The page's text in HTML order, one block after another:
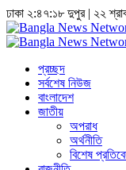
ঢাকা ২:৪৭:১৮ দুপুর| ২২
প্রচ্ছদ
সর্বশেষ নিউজ
বাংলাদেশ
জাতীয়
অপরাধ
অর্থনীতি
বিশেষ